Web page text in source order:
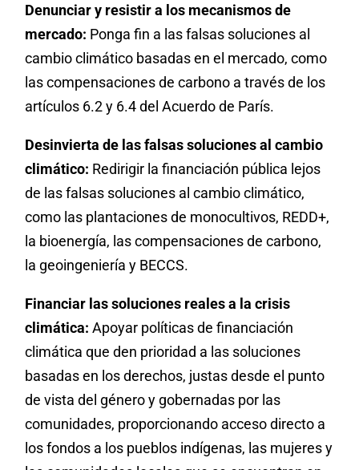
Denunciar y resistir a los mecanismos de
mercado: Ponga fin a las falsas soluciones al
cambio climático basadas en el mercado, como
las compensaciones de carbono a través de los
artículos 6.2 y 6.4 del Acuerdo de París.
Desinvierta de las falsas soluciones al cambio
climático: Redirigir la financiación pública lejos
de las falsas soluciones al cambio climático,
como las plantaciones de monocultivos, REDD+,
la bioenergía, las compensaciones de carbono,
la geoingeniería y BECCS.
Financiar las soluciones reales a la crisis
climática:Apoyar políticas de financiación
climática que den prioridad a las soluciones
basadas en los derechos, justas desde el punto
de vista del género y gobernadas por las
comunidades, proporcionando acceso directo a
los fondos a los pueblos indígenas, las mujeres y